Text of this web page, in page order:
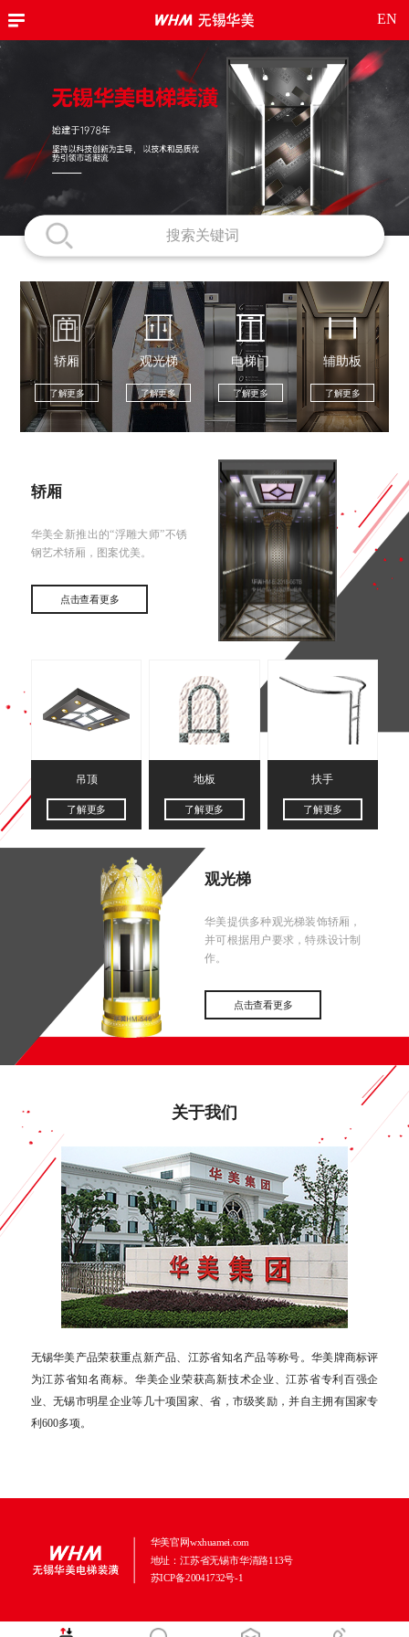
EN
轿厢
了解更多
观光梯
了解更多
电梯门
了解更多
辅助板
了解更多
轿厢
华美全新推出的“浮雕大师”不锈
钢艺术轿厢，图案优美。
点击查看更多
吊顶
了解更多
地板
了解更多
扶手
了解更多
观光梯
华美提供多种观光梯装饰轿厢，
并可根据用户要求，特殊设计制
作。
点击查看更多
关于我们
无锡华美产品荣获重点新产品、江苏省知名产品等称号。华美牌商标评
为江苏省知名商标。华美企业荣获高新技术企业、江苏省专利百强企
业、无锡市明星企业等几十项国家、省，市级奖励，并自主拥有国家专
利600多项。
华美官网wxhuamei.com
地址：江苏省无锡市华清路113号
苏ICP备20041732号-1